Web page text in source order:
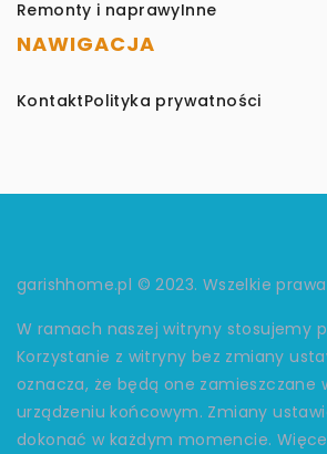
Remonty i naprawyInne
NAWIGACJA
KontaktPolityka prywatności
garishhome.pl © 2023. Wszelkie
W ramach naszej witryny stosujemy
Korzystanie z witryny bez zmiany
oznacza, że będą one zamieszczane
urządzeniu końcowym. Zmiany
dokonać w każdym momencie.